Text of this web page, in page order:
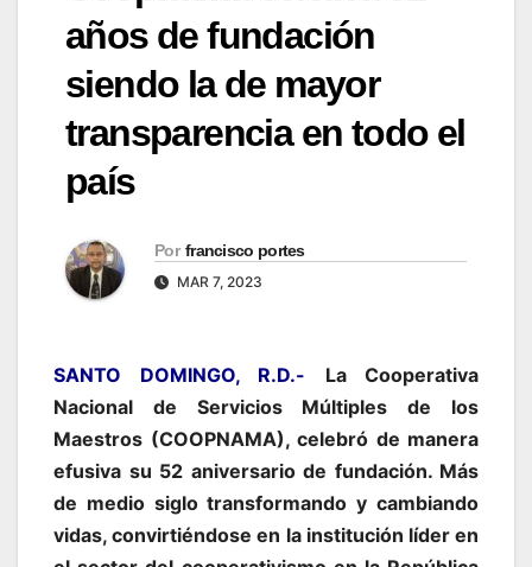
años de fundación
siendo la de mayor
transparencia en todo el
país
Por francisco portes
MAR 7, 2023
SANTO DOMINGO, R.D.-
La Cooperativa
Nacional de Servicios Múltiples de los
Maestros (COOPNAMA), celebró de manera
efusiva su 52 aniversario de fundación. Más
de medio siglo transformando y cambiando
vidas, convirtiéndose en la institución líder en